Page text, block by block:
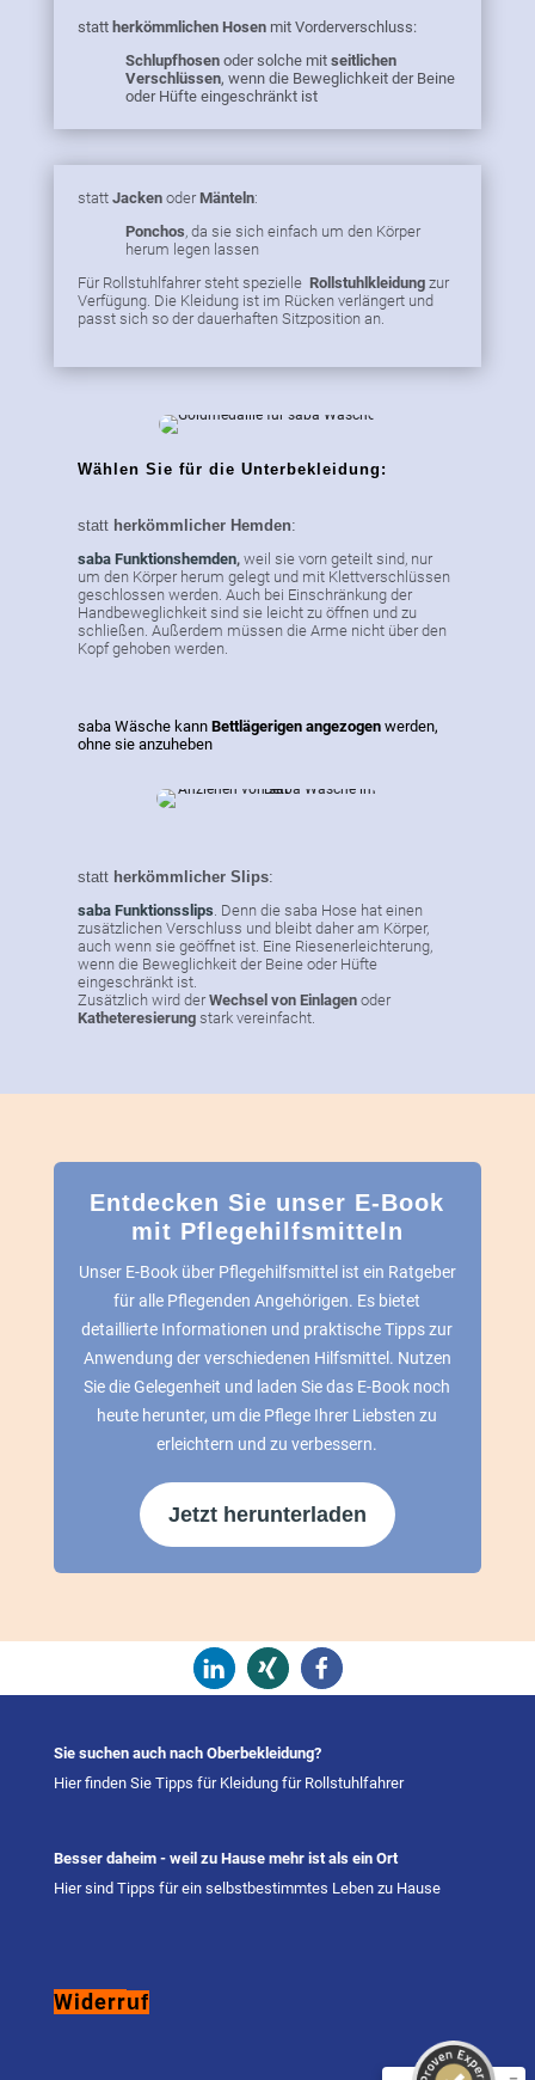
statt herkömmlichen Hosenmit Vorderverschluss:
Schlupfhosenoder solche mit seitlichen
Verschlüssen, wenn die Beweglichkeit der Beine
oder Hüfte eingeschränkt ist
statt JackenoderMänteln:
Ponchos , da sie sich einfach um den Körper
herum legen lassen
Für Rollstuhlfahrer steht spezielle Rollstuhlkleidungzur
Verfügung. Die Kleidung ist im Rücken verlängert und
passt sich so der dauerhaften Sitzposition an.
Wählen Sie für die Unterbekleidung:
statt herkömmlicher Hemden:
saba Funktionshemden, weil sie vorn geteilt sind, nur
um den Körper herum gelegt und mit Klettverschlüssen
geschlossen werden. Auch bei Einschränkung der
Handbeweglichkeit sind sie leicht zu öffnen und zu
schließen. Außerdem müssen die Arme nicht über den
Kopf gehoben werden.
saba Wäsche kann Bettlägerigen angezogenwerden,
ohne sie anzuheben
statt herkömmlicher Slips:
saba Funktionsslips . Denn die saba Hose hat einen
zusätzlichen Verschluss und bleibt daher am Körper,
auch wenn sie geöffnet ist. Eine Riesenerleichterung,
wenn die Beweglichkeit der Beine oder Hüfte
eingeschränkt ist.
Zusätzlich wird derWechsel von Einlagenoder
Katheteresierungstark vereinfacht.
Entdecken Sie unser E-Book
mit Pflegehilfsmitteln
Unser E-Book über Pflegehilfsmittel ist ein Ratgeber
für alle Pflegenden Angehörigen. Es bietet
detaillierte Informationen und praktische Tipps zur
Anwendung der verschiedenen Hilfsmittel. Nutzen
Sie die Gelegenheit und laden Sie das E-Book noch
heute herunter, um die Pflege Ihrer Liebsten zu
erleichtern und zu verbessern.
Jetzt herunterladen
Sie suchen auch nach Oberbekleidung?
Hier finden Sie Tipps für Kleidung für Rollstuhlfahrer
Besser daheim - weil zu Hause mehr ist als ein Ort
Hier sind Tipps für ein selbstbestimmtes Leben zu Hause
Widerruf
Empfehlungen auf
ProvenExpert.com